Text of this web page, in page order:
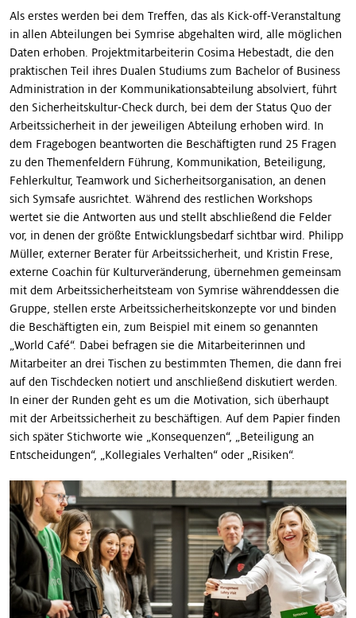
Als erstes werden bei dem Treffen, das als Kick-off-Veranstaltung
in allen Abteilungen bei Symrise abgehalten wird, alle möglichen
Daten erhoben. Projektmitarbei­terin Cosima Hebestadt, die den
praktischen Teil ihres Dualen Studiums zum Bachelor of Business
Adminis­tration in der Kommunikationsabteilung absolviert, führt
den Sicherheitskultur-Check durch, bei dem der Status Quo der
Arbeitssicherheit in der jeweiligen Abteilung erhoben wird. In
dem Fragebogen beantworten die Beschäftigten rund 25 Fragen
zu den Themenfeldern Führung, Kommunikation, Beteiligung,
Fehlerkultur, Team­work und Sicherheitsorganisation, an denen
sich Symsafe ausrichtet. Während des restlichen Workshops
wertet sie die Antworten aus und stellt abschließend die Felder
vor, in denen der größte Entwicklungsbedarf sichtbar wird. Philipp
Müller, externer Berater für Arbeitssicherheit, und Kristin Frese,
externe Coachin für Kulturveränderung, übernehmen gemeinsam
mit dem Arbeitssicherheitsteam von Symrise währenddessen die
Gruppe, stellen erste Arbeitssicherheitskonzepte vor und binden
die Beschäftigten ein, zum Beispiel mit einem so genannten
„World Café“. Dabei befragen sie die Mitarbeiterinnen und
Mitarbeiter an drei Tischen zu bestimmten Themen, die dann frei
auf den Tischdecken notiert und anschließend diskutiert werden.
In einer der Runden geht es um die Motivation, sich überhaupt
mit der Arbeitssicherheit zu beschäftigen. Auf dem Papier finden
sich später Stichworte wie „Konsequenzen“, „Beteiligung an
Entscheidungen“, „Kollegiales Ver­halten“ oder „Risiken“.